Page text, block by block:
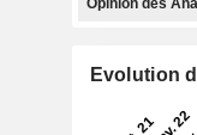
Opinion des
Evolution